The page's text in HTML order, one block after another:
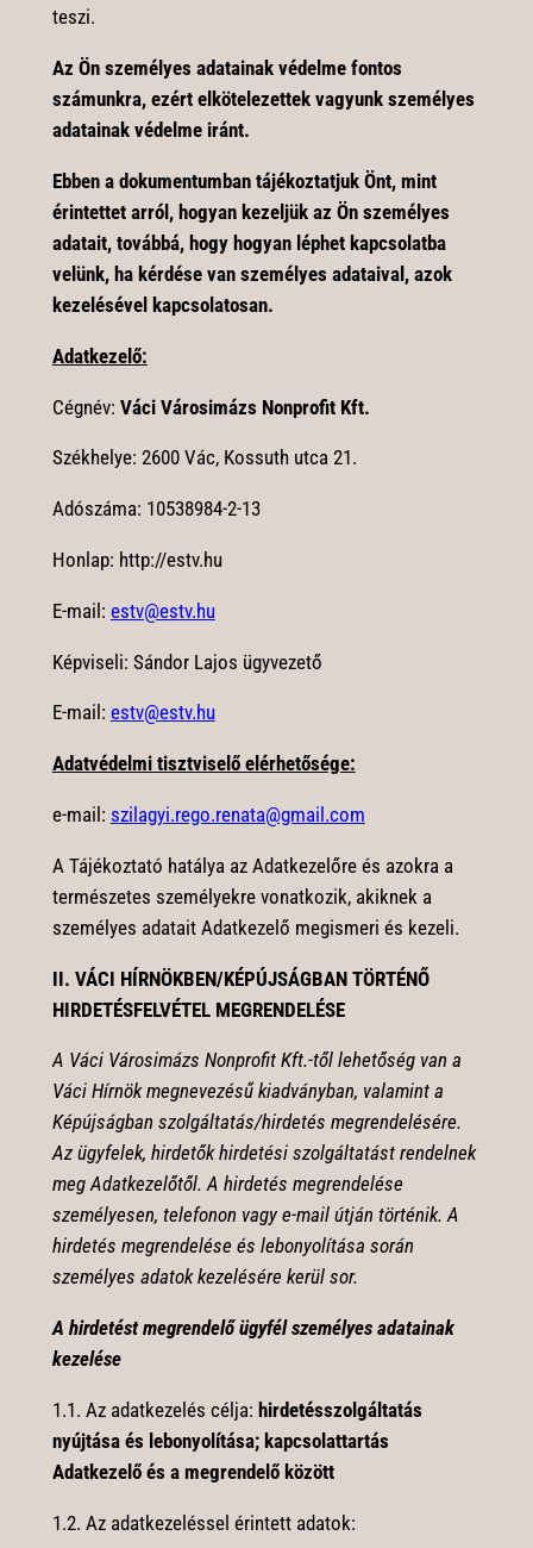
teszi.
Az Ön személyes adatainak védelme fontos
számunkra, ezért elkötelezettek vagyunk személyes
adatainak védelme iránt.
Ebben a dokumentumban tájékoztatjuk Önt, mint
érintettet arról, hogyan kezeljük az Ön személyes
adatait, továbbá, hogy hogyan léphet kapcsolatba
velünk, ha kérdése van személyes adataival, azok
kezelésével kapcsolatosan.
Adatkezelő:
Cégnév: Váci Városimázs Nonprofit Kft.
Székhelye: 2600 Vác, Kossuth utca 21.
Adószáma: 10538984-2-13
Honlap: http://estv.hu
E-mail: estv@estv.hu
Képviseli: Sándor Lajos ügyvezető
E-mail: estv@estv.hu
Adatvédelmi tisztviselő elérhetősége:
e-mail: szilagyi.rego.renata@gmail.com
A Tájékoztató hatálya az Adatkezelőre és azokra a
természetes személyekre vonatkozik, akiknek a
személyes adatait Adatkezelő megismeri és kezeli.
II. VÁCI HÍRNÖKBEN/KÉPÚJSÁGBAN TÖRTÉNŐ
HIRDETÉSFELVÉTEL MEGRENDELÉSE
A Váci Városimázs Nonprofit Kft.-től lehetőség van a
Váci Hírnök megnevezésű kiadványban, valamint a
Képújságban szolgáltatás/hirdetés megrendelésére.
Az ügyfelek, hirdetők hirdetési szolgáltatást rendelnek
meg Adatkezelőtől. A hirdetés megrendelése
személyesen, telefonon vagy e-mail útján történik. A
hirdetés megrendelése és lebonyolítása során
személyes adatok kezelésére kerül sor.
A hirdetést megrendelő ügyfél személyes adatainak
kezelése
1.1. Az adatkezelés célja: hirdetésszolgáltatás
nyújtása és lebonyolítása; kapcsolattartás
Adatkezelő és a megrendelő között
1.2. Az adatkezeléssel érintett adatok: